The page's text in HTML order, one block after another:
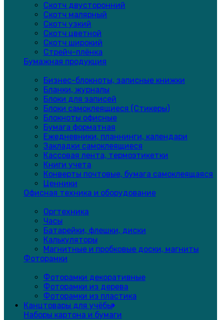
Скотч двусторонний
Скотч малярный
Скотч узкий
Скотч цветной
Скотч широкий
Стрейч-плёнка
Бумажная продукция
Бизнес-блокноты, записные книжки
Бланки, журналы
Блоки для записей
Блоки самоклеящиеся (Стикеры)
Блокноты офисные
Бумага форматная
Ежедневники, планнинги, календари
Закладки самоклеящиеся
Кассовая лента, термоэтикетки
Книги учета
Конверты почтовые, бумага самоклеящаяся
Ценники
Офисная техника и оборудование
Оргтехника
Часы
Батарейки, флешки, диски
Калькуляторы
Магнитные и пробковые доски, магниты
Фоторамки
Фоторамки декоративные
Фоторамки из дерева
Фоторамки из пластика
Канцтовары для учёбы
Наборы картона и бумаги